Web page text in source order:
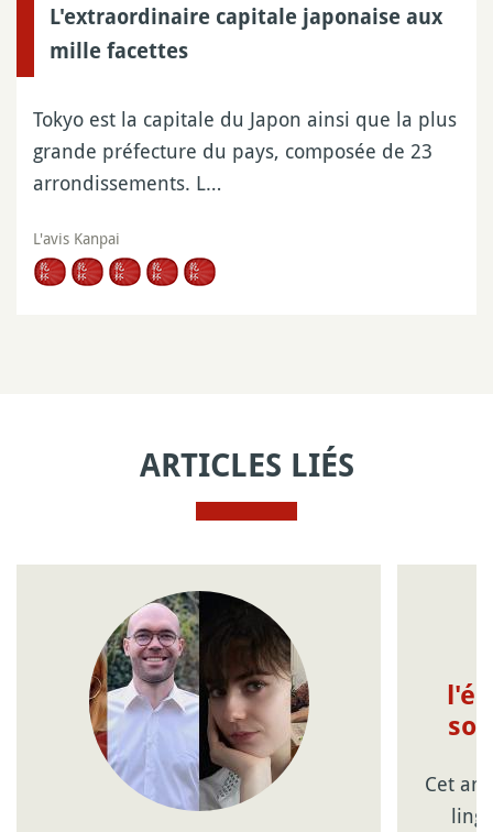
L'extraordinaire capitale japonaise aux
mille facettes
Tokyo est la capitale du Japon ainsi que la plus
grande préfecture du pays, composée de 23
arrondissements. L…
L'avis Kanpai
ARTICLES LIÉS
Cet